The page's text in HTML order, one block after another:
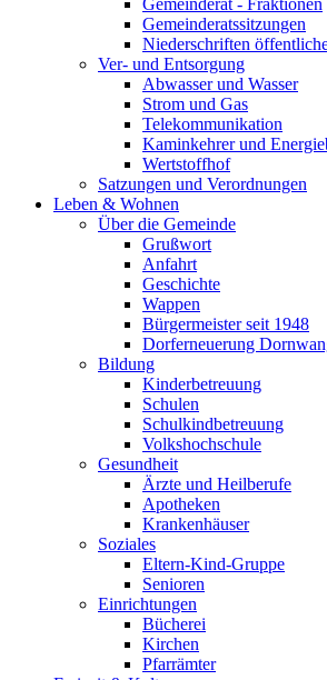
Gemeinderat - Fraktionen
Gemeinderatssitzungen
Niederschriften
Ver- und Entsorgung
Abwasser und Wasser
Strom und Gas
Telekommunikation
Kaminkehrer und
Wertstoffhof
Satzungen und Verordnungen
Leben & Wohnen
Über die Gemeinde
Grußwort
Anfahrt
Geschichte
Wappen
Bürgermeister seit 1948
Dorferneuerung
Bildung
Kinderbetreuung
Schulen
Schulkindbetreuung
Volkshochschule
Gesundheit
Ärzte und Heilberufe
Apotheken
Krankenhäuser
Soziales
Eltern-Kind-Gruppe
Senioren
Einrichtungen
Bücherei
Kirchen
Pfarrämter